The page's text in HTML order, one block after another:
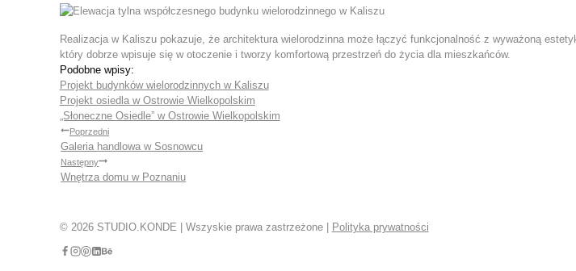
Realizacja w Kaliszu pokazuje, że architektura wielorodzinna może łączyć funkcjonalność z wyważoną
który dobrze wpisuje się w otoczenie i tworzy komfortową przestrzeń do życia dla mieszkańców.
Podobne wpisy:
Projekt budynków wielorodzinnych w Kaliszu
Projekt osiedla w Ostrowie Wielkopolskim
„Słoneczne Osiedle” w Ostrowie Wielkopolskim
Nawigacja
wpisu
Poprzedni
Galeria handlowa w Sosnowcu
Następny
Wnętrza domu w Poznaniu
© 2026 STUDIO.KONDE | Wszyskie prawa zastrzeżone | Polityka prywatności